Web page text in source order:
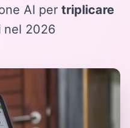
AI per triplicare
nel 2026